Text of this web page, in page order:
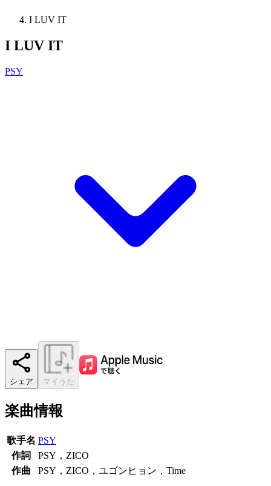
I LUV IT
I LUV IT
PSY
シェア マイうた
楽曲情報
歌手名 PSY
作詞
PSY，ZICO
作曲
PSY，ZICO，ユゴンヒョン，Time